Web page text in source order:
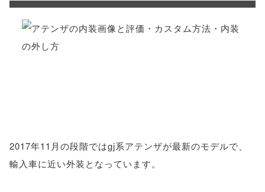
2017年11月の段階ではgj系アテンザが最新のモデルで、
輸入車に近い外装となっています。